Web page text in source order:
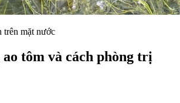
trên mặt nước
tôm và cách phòng trị